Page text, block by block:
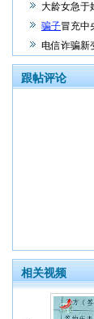
大龄女急于
骗子冒充中
电信诈骗新
跟帖评论
相关视频